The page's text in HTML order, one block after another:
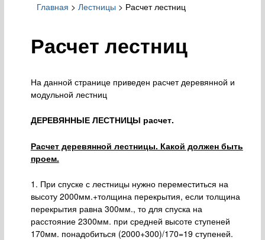
Произвольные лестницы
Главная > Лестницы > Расчет лестниц
Расчет лестниц
На данной странице приведен расчет деревянной и
модульной лестниц
ДЕРЕВЯННЫЕ ЛЕСТНИЦЫ расчет.
Расчет деревянной лестницы. Какой должен быть
проем.
1. При спуске с лестницы нужно переместиться на
высоту 2000мм.+толщина перекрытия, если толщина
перекрытия равна 300мм., то для спуска на
расстояние 2300мм. при средней высоте ступеней
170мм. понадобиться (2000+300)/170=19 ступеней.